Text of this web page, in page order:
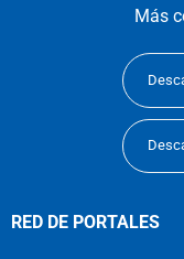
Más
RED DE PORTALES